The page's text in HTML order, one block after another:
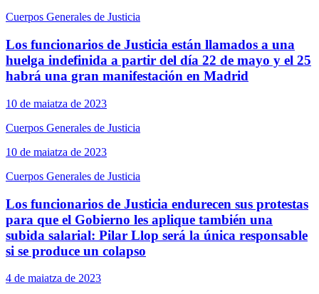
Cuerpos Generales de Justicia
Los funcionarios de Justicia están llamados a una
huelga indefinida a partir del día 22 de mayo y el 25
habrá una gran manifestación en Madrid
10 de maiatza de 2023
Cuerpos Generales de Justicia
10 de maiatza de 2023
Cuerpos Generales de Justicia
Los funcionarios de Justicia endurecen sus protestas
para que el Gobierno les aplique también una
subida salarial: Pilar Llop será la única responsable
si se produce un colapso
4 de maiatza de 2023